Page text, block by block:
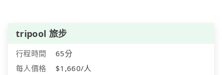
tripool 旅步
行程時間
65分
每人價格
$1,660/人